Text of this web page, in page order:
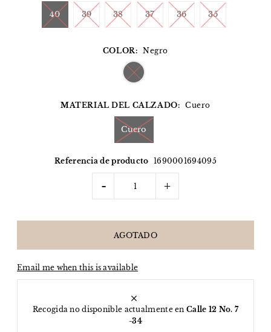
40 39 38 37 36 35
COLOR: Negro
MATERIAL DEL CALZADO: Cuero
Cuero
Referencia de producto 1690001694095
- +
Email me when this is available
Recogida no disponible actualmente enCalle 12 No. 7
-34